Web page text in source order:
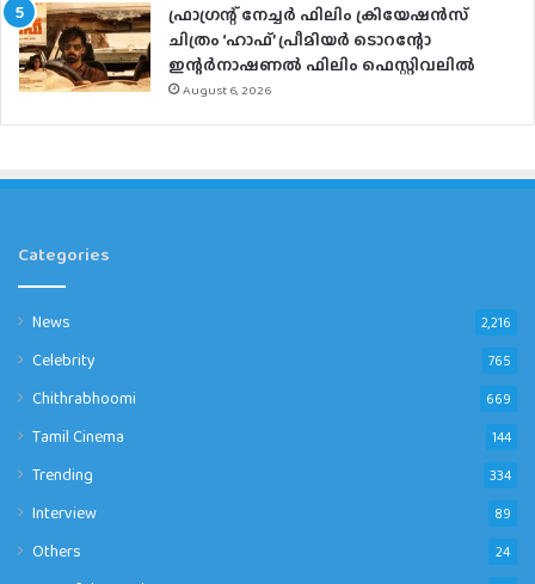
ഫ്രാഗ്രന്റ് നേച്ചര്‍ ഫിലിം ക്രിയേഷന്‍സ്
ചിത്രം ‘ഹാഫ്’ പ്രീമിയര്‍ ടൊറന്റോ
ഇന്റര്‍നാഷണല്‍ ഫിലിം ഫെസ്റ്റിവലില്‍
August 6, 2026
Categories
News 2,216
Celebrity 765
Chithrabhoomi 669
Tamil Cinema 144
Trending 334
Interview 89
Others 24